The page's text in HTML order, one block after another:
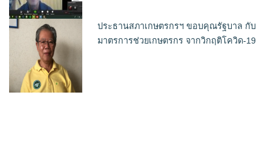
ประธานสภาเกษตรกรฯ ขอบคุณรัฐบาล กับ
มาตรการช่วยเกษตรกร จากวิกฤติโควิด-19